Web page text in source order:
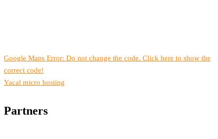
Google Maps Error: Do not change the code. Click here to show the
correct code!
Yacal micro hosting
Partners